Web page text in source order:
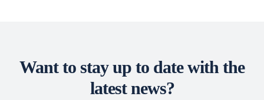
Want to stay up to date with the
latest news?